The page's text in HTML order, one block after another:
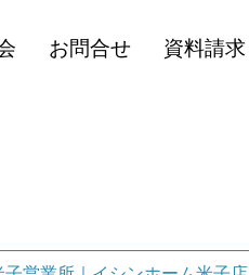
お問合せ 資料請求